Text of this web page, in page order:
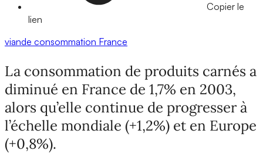
Copier le
lien
viande consommation France
La consommation de produits carnés a
diminué en France de 1,7% en 2003,
alors qu’elle continue de progresser à
l’échelle mondiale (+1,2%) et en Europe
(+0,8%).